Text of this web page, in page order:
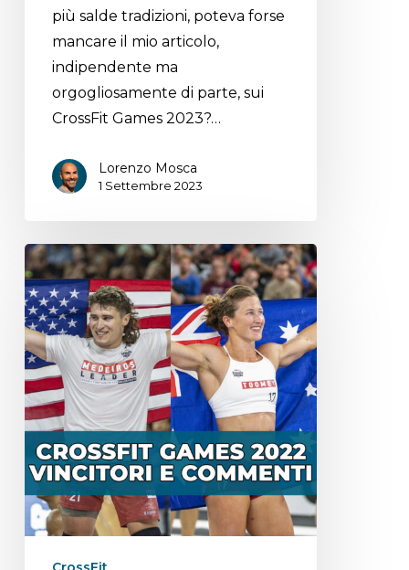
più salde tradizioni, poteva forse
mancare il mio articolo,
indipendente ma
orgogliosamente di parte, sui
CrossFit Games 2023?…
Lorenzo Mosca
1 Settembre 2023